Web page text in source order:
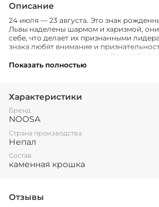
Описание
24 июля — 23 августа. Это знак
Львы наделены шармом и харизмой,
себе, что делает их признанными
знака любят внимание и
терпят незаконченных дел. Решив быть
этого любым путем.
Показать полностью
Характеристики
Бренд
NOOSA
Страна производства
Непал
Состав
каменная крошка
Отзывы